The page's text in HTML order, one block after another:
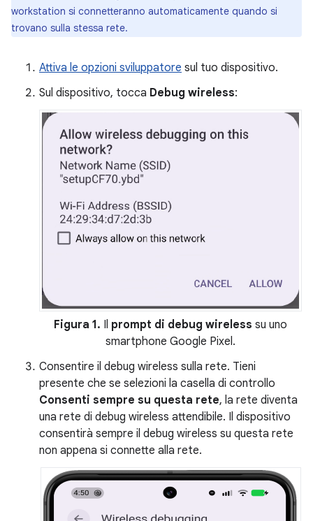
workstation si connetteranno automaticamente quando si
trovano sulla stessa rete.
Attiva le opzioni sviluppatore sul tuo dispositivo.
Sul dispositivo, tocca Debug wireless:
Figura 1. Il prompt di debug wireless su uno
smartphone Google Pixel.
Consentire il debug wireless sulla rete. Tieni
presente che se selezioni la casella di controllo
Consenti sempre su questa rete, la rete diventa
una rete di debug wireless attendibile. Il dispositivo
consentirà sempre il debug wireless su questa rete
non appena si connette alla rete.